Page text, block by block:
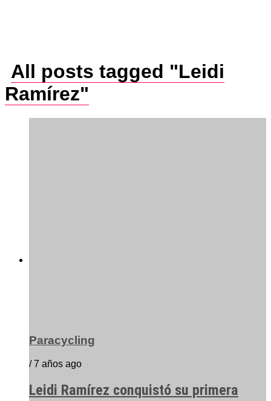
All posts tagged "Leidi
Ramírez"
Paracycling
/ 7 años ago
Leidi Ramírez conquistó su primera